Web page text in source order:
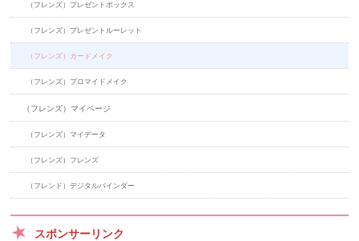
（フレンズ）プレゼントボックス
（フレンズ）プレゼントルーレット
（フレンズ）カードメイク
（フレンズ）ブロマイドメイク
（フレンズ）マイページ
（フレンズ）マイデータ
（フレンズ）フレンズ
（フレンド）デジタルバインダー
スポンサーリンク